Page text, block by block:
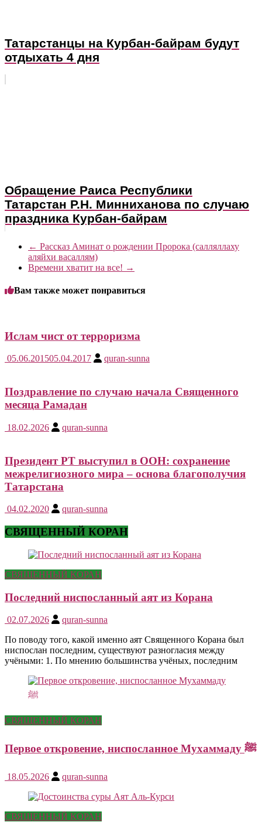
Татарстанцы на Курбан-байрам будут
отдыхать 4 дня
Обращение Раиса Республики
Татарстан Р.Н. Минниханова по случаю
праздника Курбан-байрам
← Рассказ Аминат о рождении Пророка (салляллаху
аляйхи васаллям)
Времени хватит на все! →
Вам также может понравиться
Ислам чист от терроризма
05.06.201505.04.2017 quran-sunna
Поздравление по случаю начала Священного
месяца Рамадан
18.02.2026 quran-sunna
Президент РТ выступил в ООН: сохранение
межрелигиозного мира – основа благополучия
Татарстана
04.02.2020 quran-sunna
СВЯЩЕННЫЙ КОРАН
СВЯЩЕННЫЙ КОРАН
Последний ниспосланный аят из Корана
02.07.2026
quran-sunna
По поводу того, какой именно аят Священного Корана был
ниспослан последним, существуют разногласия между
учёными: 1. По мнению большинства учёных, последним
СВЯЩЕННЫЙ КОРАН
Первое откровение, ниспосланное Мухаммаду ﷺ
18.05.2026 quran-sunna
СВЯЩЕННЫЙ КОРАН